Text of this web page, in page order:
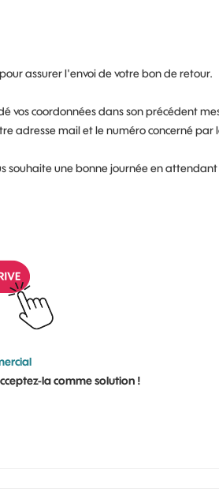
assurer l'envoi de votre bon de retour.
vos coordonnées dans son précédent
adresse mail et le numéro concerné par
souhaite une bonne journée en
la comme solution !